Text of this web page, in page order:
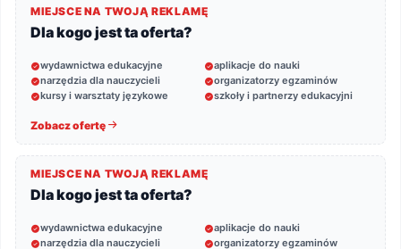
MIEJSCE NA TWOJĄ REKLAMĘ
Dla kogo jest ta oferta?
wydawnictwa edukacyjne
aplikacje do nauki
narzędzia dla nauczycieli
organizatorzy egzaminów
kursy i warsztaty językowe
szkoły i partnerzy edukacyjni
Zobacz ofertę
MIEJSCE NA TWOJĄ REKLAMĘ
Dla kogo jest ta oferta?
wydawnictwa edukacyjne
aplikacje do nauki
narzędzia dla nauczycieli
organizatorzy egzaminów